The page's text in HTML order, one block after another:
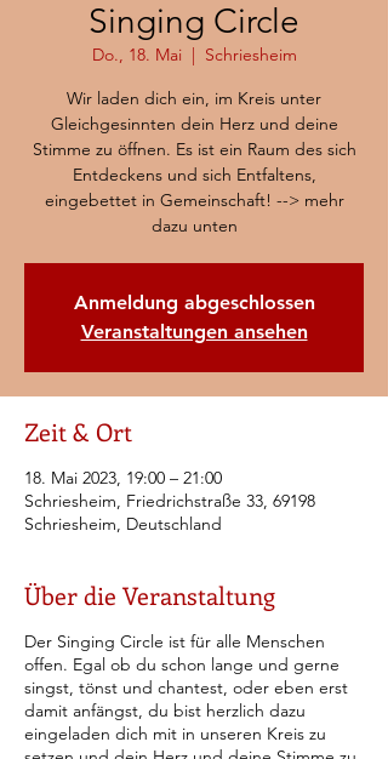
Singing Circle
Do., 18. Mai
  |
Schriesheim
Wir laden dich ein, im Kreis unter
Gleichgesinnten dein Herz und deine
Stimme zu öffnen. Es ist ein Raum des sich
Entdeckens und sich Entfaltens,
eingebettet in Gemeinschaft! --> mehr
dazu unten
Anmeldung abgeschlossen
Veranstaltungen ansehen
Zeit & Ort
18. Mai 2023, 19:00 – 21:00
Schriesheim, Friedrichstraße 33, 69198
Schriesheim, Deutschland
Über die Veranstaltung
Der Singing Circle ist für alle Menschen
offen. Egal ob du schon lange und gerne
singst, tönst und chantest, oder eben erst
damit anfängst, du bist herzlich dazu
eingeladen dich mit in unseren Kreis zu